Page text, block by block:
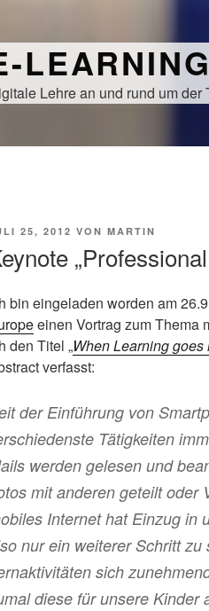
Lehre an und rund um
25, 2012 VON MARTIN
bin eingeladen worden am
einen Vortrag zum Thema
den Titel „When Learning goes
verfasst:
der Einführung von
Tätigkeiten
werden gelesen und
mit anderen geteilt oder
Internet hat Einzug in
nur ein weiterer Schritt
sich
diese für unsere Kinder